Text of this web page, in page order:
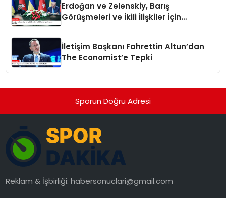
Erdoğan ve Zelenskiy, Barış
Görüşmeleri ve İkili İlişkiler İçin
İletişim Başkanı Fahrettin Altun’dan
The Economist’e Tepki
Sporun Doğru Adresi
Reklam & İşbirliği:habersonuclari@gmail.com